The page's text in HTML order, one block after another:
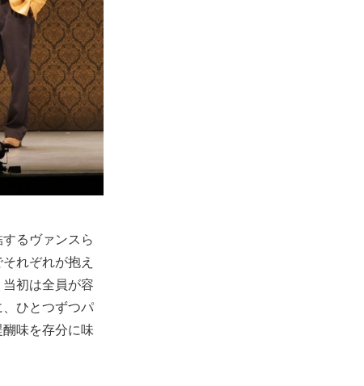
るヴァンスら
れぞれが抱え
初は全員が容
ひとつずつパ
味を存分に味